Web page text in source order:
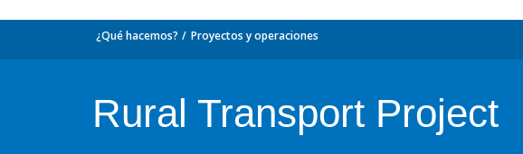
¿Qué hacemos? Proyectos y operaciones
Rural Transport Project